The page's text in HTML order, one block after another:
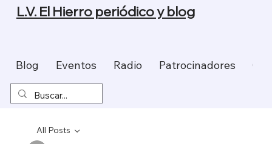
Blog Eventos Radio Patrocinadores
L.V. El Hierro periódico y blog
All Posts